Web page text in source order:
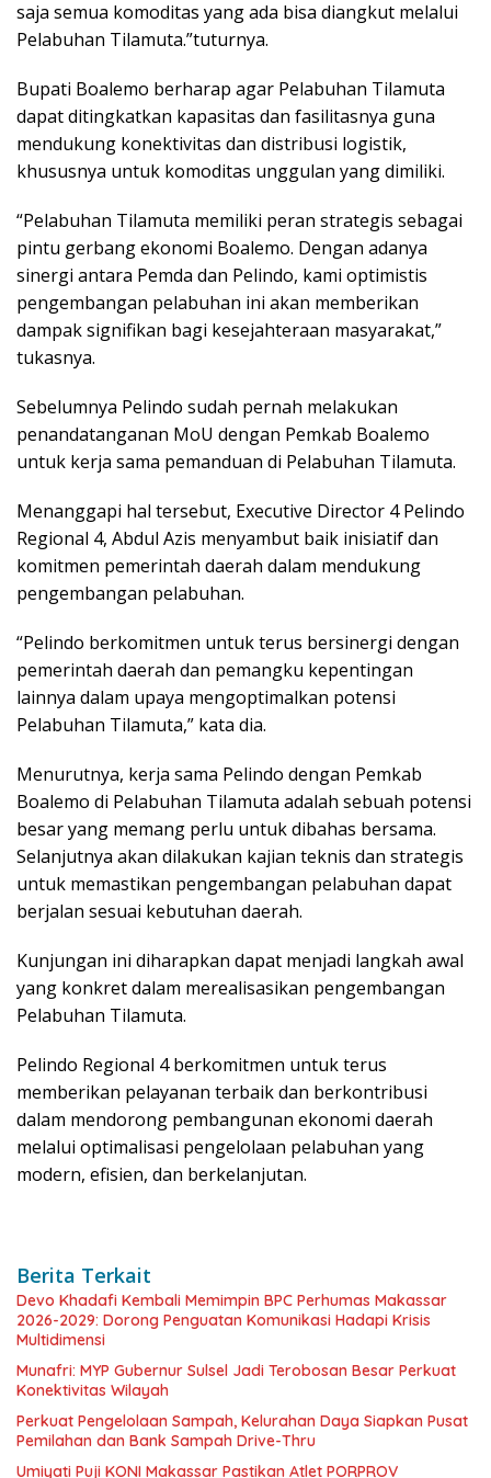
saja semua komoditas yang ada bisa diangkut melalui
Pelabuhan Tilamuta.”tuturnya.
Bupati Boalemo berharap agar Pelabuhan Tilamuta
dapat ditingkatkan kapasitas dan fasilitasnya guna
mendukung konektivitas dan distribusi logistik,
khususnya untuk komoditas unggulan yang dimiliki.
“Pelabuhan Tilamuta memiliki peran strategis sebagai
pintu gerbang ekonomi Boalemo. Dengan adanya
sinergi antara Pemda dan Pelindo, kami optimistis
pengembangan pelabuhan ini akan memberikan
dampak signifikan bagi kesejahteraan masyarakat,”
tukasnya.
Sebelumnya Pelindo sudah pernah melakukan
penandatanganan MoU dengan Pemkab Boalemo
untuk kerja sama pemanduan di Pelabuhan Tilamuta.
Menanggapi hal tersebut, Executive Director 4 Pelindo
Regional 4, Abdul Azis menyambut baik inisiatif dan
komitmen pemerintah daerah dalam mendukung
pengembangan pelabuhan.
“Pelindo berkomitmen untuk terus bersinergi dengan
pemerintah daerah dan pemangku kepentingan
lainnya dalam upaya mengoptimalkan potensi
Pelabuhan Tilamuta,” kata dia.
Menurutnya, kerja sama Pelindo dengan Pemkab
Boalemo di Pelabuhan Tilamuta adalah sebuah potensi
besar yang memang perlu untuk dibahas bersama.
Selanjutnya akan dilakukan kajian teknis dan strategis
untuk memastikan pengembangan pelabuhan dapat
berjalan sesuai kebutuhan daerah.
Kunjungan ini diharapkan dapat menjadi langkah awal
yang konkret dalam merealisasikan pengembangan
Pelabuhan Tilamuta.
Pelindo Regional 4 berkomitmen untuk terus
memberikan pelayanan terbaik dan berkontribusi
dalam mendorong pembangunan ekonomi daerah
melalui optimalisasi pengelolaan pelabuhan yang
modern, efisien, dan berkelanjutan.
Berita Terkait
Devo Khadafi Kembali Memimpin BPC Perhumas Makassar
2026-2029: Dorong Penguatan Komunikasi Hadapi Krisis
Multidimensi
Munafri: MYP Gubernur Sulsel Jadi Terobosan Besar Perkuat
Konektivitas Wilayah
Perkuat Pengelolaan Sampah, Kelurahan Daya Siapkan Pusat
Pemilahan dan Bank Sampah Drive-Thru
Umiyati Puji KONI Makassar Pastikan Atlet PORPROV